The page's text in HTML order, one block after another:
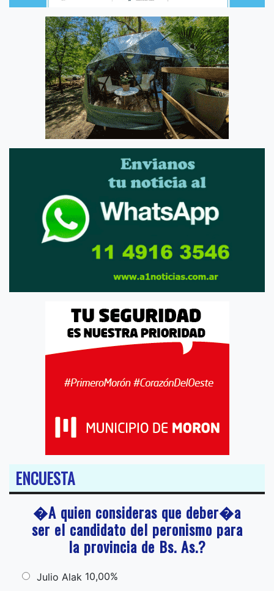
ENCUESTA
�A quien consideras que deber�a
ser el candidato del peronismo para
la provincia de Bs. As.?
Julio Alak 10,00%